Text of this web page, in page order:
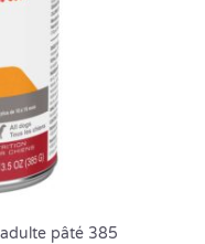
pâté 385